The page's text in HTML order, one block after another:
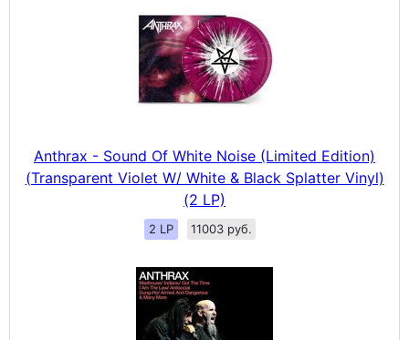
Anthrax - Sound Of White Noise (Limited Edition)
(Transparent Violet W/ White & Black Splatter Vinyl)
(2 LP)
2 LP 11003 руб.